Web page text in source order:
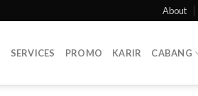
About
SERVICES PROMO KARIR CABANG